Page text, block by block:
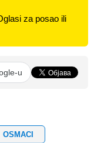
za posao ili
u
OSMACI